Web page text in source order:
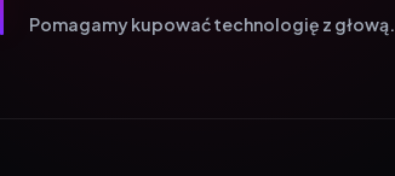
Pomagamy kupować technologię z głową.